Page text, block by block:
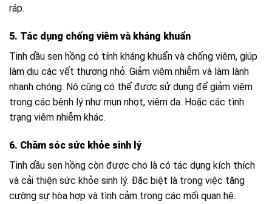
ráp.
5. Tác dụng chống viêm và kháng khuẩn
Tinh dầu sen hồng có tính kháng khuẩn và chống viêm, giúp
làm dịu các vết thương nhỏ. Giảm viêm nhiễm và làm lành
nhanh chóng. Nó cũng có thể được sử dụng để giảm viêm
trong các bệnh lý như mụn nhọt, viêm da. Hoặc các tình
trạng viêm nhiễm khác.
6. Chăm sóc sức khỏe sinh lý
Tinh dầu sen hồng còn được cho là có tác dụng kích thích
và cải thiện sức khỏe sinh lý. Đặc biệt là trong việc tăng
cường sự hòa hợp và tình cảm trong các mối quan hệ.